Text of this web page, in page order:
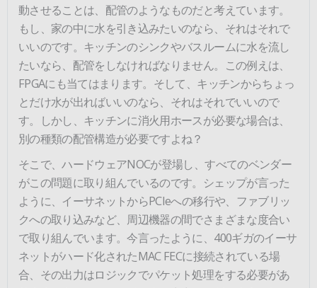
動させることは、配管のようなものだと考えています。
もし、家の中に水を引き込みたいのなら、それはそれで
いいのです。キッチンのシンクやバスルームに水を流し
たいなら、配管をしなければなりません。この例えは、
FPGAにも当てはまります。そして、キッチンからちょっ
とだけ水が出ればいいのなら、それはそれでいいので
す。しかし、キッチンに消火用ホースが必要な場合は、
別の種類の配管構造が必要ですよね？
そこで、ハードウェアNOCが登場し、すべてのベンダー
がこの問題に取り組んでいるのです。シェップが言った
ように、イーサネットからPCIeへの移行や、ファブリッ
クへの取り込みなど、周辺機器の間でさまざまな度合い
で取り組んでいます。今言ったように、400ギガのイーサ
ネットがハード化されたMAC FECに接続されている場
合、その出力はロジックでパケット処理をする必要があ